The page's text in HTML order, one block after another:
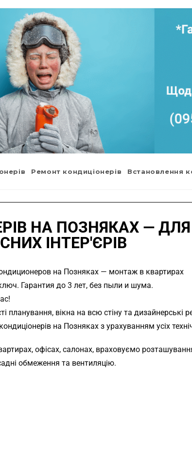
Ремонт кондиціонерів Встановлення
НА ПОЗНЯКАХ —
ІНТЕР'ЄРІВ
планування, вікна на всю стіну та
на Позняках з урахуванням усіх
офісах, салонах, враховуємо
обмеження та вентиляцію.